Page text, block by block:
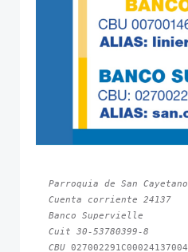
Parroquia de San Cayetano
Cuenta corriente 24137
Banco Supervielle
Cuit 30-53780399-8
CBU